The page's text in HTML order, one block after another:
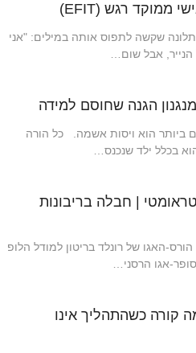
שקשה לתפוס אותה במילים: "אני
אבל שום…
הגנה שחוסם למידה
ביותר הוא ויסות אשמה. כל הורה
בכלל ילד שנכנס…
| חבלה בריבונות
האגו של רונלד בריטון למודל הלופ
אגו הרסני…
קורה כשהתהליך אינו